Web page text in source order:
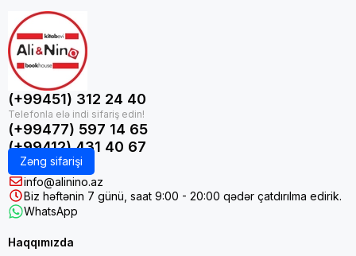
(+99451) 312 24 40
(+99477) 597 14 65
(+99412) 431 40 67
Zəng sifarişi
info@alinino.az
Biz həftənin 7 günü, saat 9:00 - 20:00 qədər çatdırılma edirik.
WhatsApp
Haqqımızda